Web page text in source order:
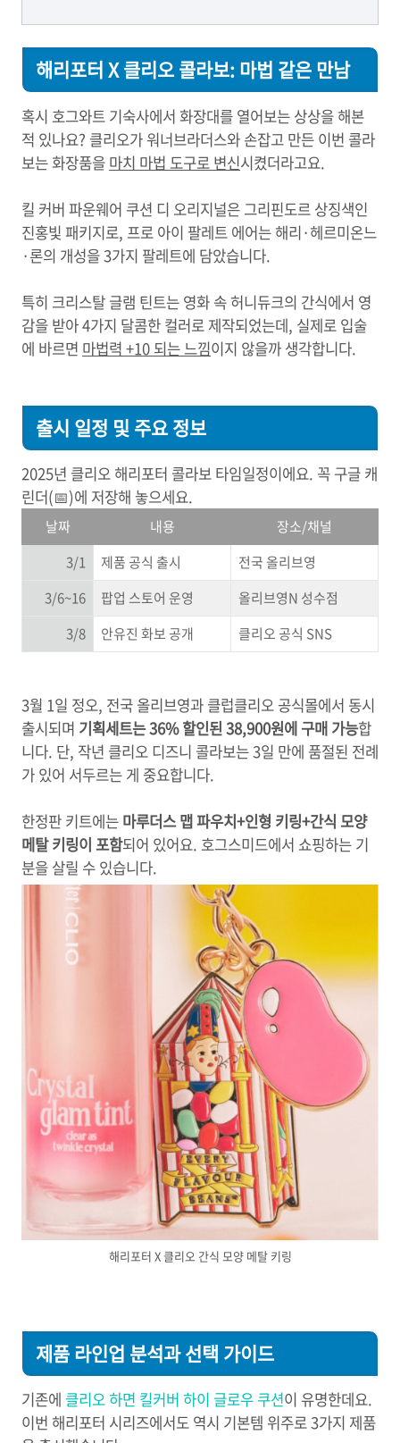
해리포터 X 클리오 콜라보: 마법 같은 만남
혹시 호그와트 기숙사에서 화장대를 열어보는 상상을 해본
적 있나요? 클리오가 워너브라더스와 손잡고 만든 이번 콜라
보는 화장품을 마치 마법 도구로 변신시켰더라고요.
킬 커버 파운웨어 쿠션 디 오리지널은 그리핀도르 상징색인
진홍빛 패키지로, 프로 아이 팔레트 에어는 해리·헤르미온느
·론의 개성을 3가지 팔레트에 담았습니다.
특히 크리스탈 글램 틴트는 영화 속 허니듀크의 간식에서 영
감을 받아 4가지 달콤한 컬러로 제작되었는데, 실제로 입술
에 바르면 마법력 +10 되는 느낌이지 않을까 생각합니다.
출시 일정 및 주요 정보
2025년 클리오 해리포터 콜라보 타임일정이에요. 꼭 구글 캐
린더(📅)에 저장해 놓으세요.
날짜 내용
장소/채널
3/1
제품 공식 출시
전국 올리브영
3/6~16
팝업 스토어 운영
올리브영N 성수점
3/8
안유진 화보 공개 클리오 공식 SNS
3월 1일 정오, 전국 올리브영과 클럽클리오 공식몰에서 동시
출시되며 기획세트는 36% 할인된 38,900원에 구매 가능합
니다. 단, 작년 클리오 디즈니 콜라보는 3일 만에 품절된 전례
가 있어 서두르는 게 중요합니다.
한정판 키트에는 마루더스 맵 파우치+인형 키링+간식 모양
메탈 키링이 포함되어 있어요. 호그스미드에서 쇼핑하는 기
분을 살릴 수 있습니다.
해리포터 X 클리오 간식 모양 메탈 키링
제품 라인업 분석과 선택 가이드
기존에 클리오 하면 킬커버 하이 글로우 쿠션이 유명한데요.
이번 해리포터 시리즈에서도 역시 기본템 위주로 3가지 제품